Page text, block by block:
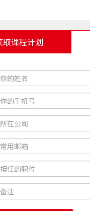
取课程计划